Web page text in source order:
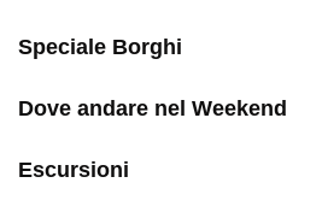
Speciale Borghi
Dove andare nel Weekend
Escursioni